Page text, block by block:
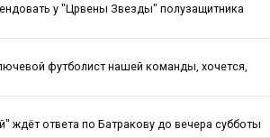
у "Црвены Звезды" полузащитника
футболист нашей команды, хочется,
ждёт ответа по Батракову до вечера субботы